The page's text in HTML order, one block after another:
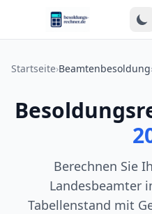
Zum Inhalt springen
Startseite›Beamtenbesoldung
Berechnen Sie
Landesbeamter
Tabellenstand mit